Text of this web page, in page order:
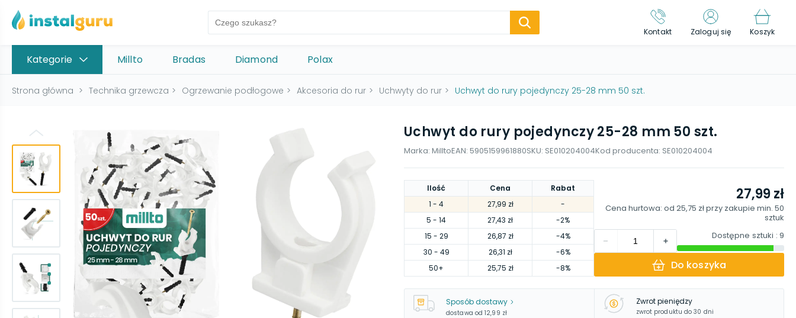
Kontakt Zaloguj się Koszyk
Kategorie Millto Bradas Diamond Polax
Strona główna > Technika grzewcza > Ogrzewanie podłogowe > Akcesoria do rur > Uchwyty do rur > Uchwyt do rury pojedynczy 25-28 mm 50 szt.
Uchwyt do rury pojedynczy 25-28 mm 50 szt.
Marka: MilltoEAN: 5905159961880SKU: SE010204004Kod producenta: SE010204004
Ilość Cena
Rabat
1 - 4 27,99 zł
-
5 - 14 27,43 zł
-2%
15 - 29 26,87 zł
-4%
30 - 49 26,31 zł
-6%
50+ 25,75 zł -8%
27,99 zł
Cena hurtowa: od 25,75 złprzy zakupie min. 50
sztuk
Dostępne sztuki : 9
Do koszyka
Sposób dostawy
dostawa od 12,99 zł
Zwrot pieniędzy
zwrot produktu do 30 dni